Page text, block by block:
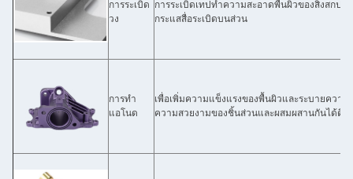
การระเบิด
วง
การระเบิดเทปทําความสะอาดพื้นผิวของสิ่งสกปร
กระแสสื่อระเบิดบนส่วน
การทํา
แอโนด
เพื่อเพิ่มความแข็งแรงของพื้นผิวและระบายความร้
ความสวยงามของชิ้นส่วนและผสมผสานกันได้ดี สํ